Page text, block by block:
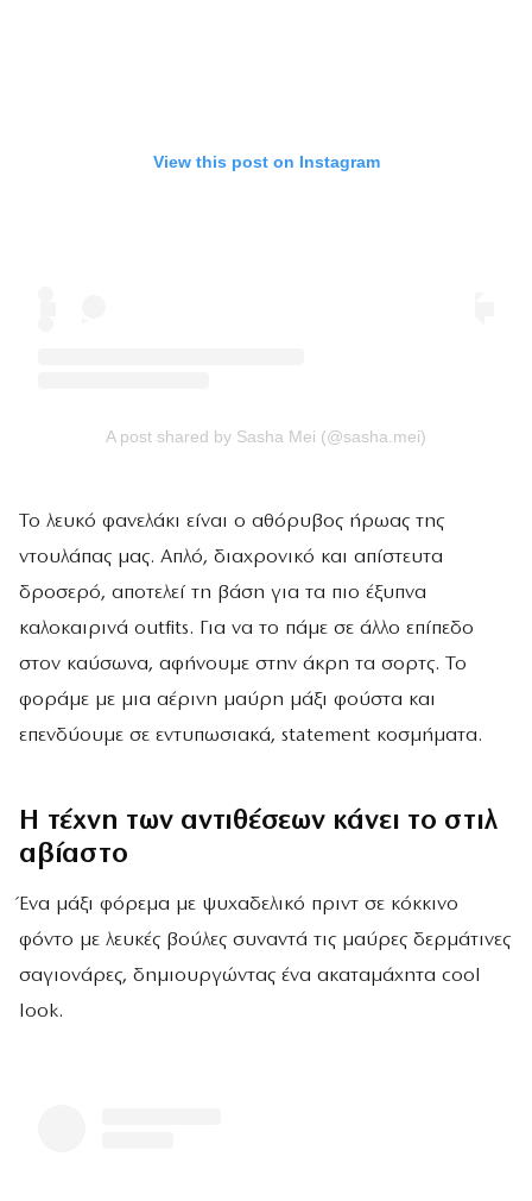
View this post on Instagram
A post shared by Sasha Mei (@sasha.mei)
Το λευκό φανελάκι είναι ο αθόρυβος ήρωας της
ντουλάπας μας. Απλό, διαχρονικό και απίστευτα
δροσερό, αποτελεί τη βάση για τα πιο έξυπνα
καλοκαιρινά outfits. Για να το πάμε σε άλλο επίπεδο
στον καύσωνα, αφήνουμε στην άκρη τα σορτς. Το
φοράμε με μια αέρινη μαύρη μάξι φούστα και
επενδύουμε σε εντυπωσιακά, statement κοσμήματα.
Η τέχνη των αντιθέσεων κάνει το στιλ
αβίαστο
Ένα μάξι φόρεμα με ψυχαδελικό πριντ σε κόκκινο
φόντο με λευκές βούλες συναντά τις μαύρες δερμάτινες
σαγιονάρες, δημιουργώντας ένα ακαταμάχητα cool
look.